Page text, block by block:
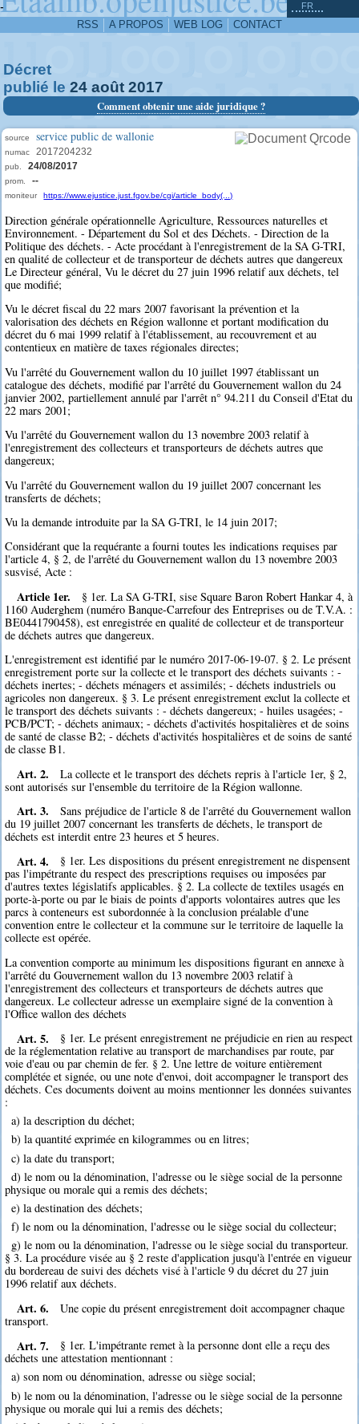
-
RSS A PROPOS WEB LOG CONTACT
FR
Décret
publié le 24 août 2017
Comment obtenir une aide juridique ?
source service public de wallonie
numac 2017204232
pub. 24/08/2017
prom. --
moniteur https://www.ejustice.just.fgov.be/cgi/article_body(...)
Direction générale opérationnelle Agriculture, Ressources naturelles et
Environnement. - Département du Sol et des Déchets. - Direction de la
Politique des déchets. - Acte procédant à l'enregistrement de la SA G-TRI,
en qualité de collecteur et de transporteur de déchets autres que dangereux
Le Directeur général, Vu le décret du 27 juin 1996 relatif aux déchets, tel
que modifié;
Vu le décret fiscal du 22 mars 2007 favorisant la prévention et la
valorisation des déchets en Région wallonne et portant modification du
décret du 6 mai 1999 relatif à l'établissement, au recouvrement et au
contentieux en matière de taxes régionales directes;
Vu l'arrêté du Gouvernement wallon du 10 juillet 1997 établissant un
catalogue des déchets, modifié par l'arrêté du Gouvernement wallon du 24
janvier 2002, partiellement annulé par l'arrêt n° 94.211 du Conseil d'Etat du
22 mars 2001;
Vu l'arrêté du Gouvernement wallon du 13 novembre 2003 relatif à
l'enregistrement des collecteurs et transporteurs de déchets autres que
dangereux;
Vu l'arrêté du Gouvernement wallon du 19 juillet 2007 concernant les
transferts de déchets;
Vu la demande introduite par la SA G-TRI, le 14 juin 2017;
Considérant que la requérante a fourni toutes les indications requises par
l'article 4, § 2, de l'arrêté du Gouvernement wallon du 13 novembre 2003
susvisé, Acte :
Article 1er.
§ 1er. La SA G-TRI, sise Square Baron Robert Hankar 4, à
1160 Auderghem (numéro Banque-Carrefour des Entreprises ou de T.V.A. :
BE0441790458), est enregistrée en qualité de collecteur et de transporteur
de déchets autres que dangereux.
L'enregistrement est identifié par le numéro 2017-06-19-07. § 2. Le présent
enregistrement porte sur la collecte et le transport des déchets suivants : -
déchets inertes; - déchets ménagers et assimilés; - déchets industriels ou
agricoles non dangereux. § 3. Le présent enregistrement exclut la collecte et
le transport des déchets suivants : - déchets dangereux; - huiles usagées; -
PCB/PCT; - déchets animaux; - déchets d'activités hospitalières et de soins
de santé de classe B2; - déchets d'activités hospitalières et de soins de santé
de classe B1.
Art. 2.
La collecte et le transport des déchets repris à l'article 1er, § 2,
sont autorisés sur l'ensemble du territoire de la Région wallonne.
Art. 3.
Sans préjudice de l'article 8 de l'arrêté du Gouvernement wallon
du 19 juillet 2007 concernant les transferts de déchets, le transport de
déchets est interdit entre 23 heures et 5 heures.
Art. 4.
§ 1er. Les dispositions du présent enregistrement ne dispensent
pas l'impétrante du respect des prescriptions requises ou imposées par
d'autres textes législatifs applicables. § 2. La collecte de textiles usagés en
porte-à-porte ou par le biais de points d'apports volontaires autres que les
parcs à conteneurs est subordonnée à la conclusion préalable d'une
convention entre le collecteur et la commune sur le territoire de laquelle la
collecte est opérée.
La convention comporte au minimum les dispositions figurant en annexe à
l'arrêté du Gouvernement wallon du 13 novembre 2003 relatif à
l'enregistrement des collecteurs et transporteurs de déchets autres que
dangereux. Le collecteur adresse un exemplaire signé de la convention à
l'Office wallon des déchets
Art. 5.
§ 1er. Le présent enregistrement ne préjudicie en rien au respect
de la réglementation relative au transport de marchandises par route, par
voie d'eau ou par chemin de fer. § 2. Une lettre de voiture entièrement
complétée et signée, ou une note d'envoi, doit accompagner le transport des
déchets. Ces documents doivent au moins mentionner les données suivantes
:
a) la description du déchet;
b) la quantité exprimée en kilogrammes ou en litres;
c) la date du transport;
d) le nom ou la dénomination, l'adresse ou le siège social de la personne
physique ou morale qui a remis des déchets;
e) la destination des déchets;
f) le nom ou la dénomination, l'adresse ou le siège social du collecteur;
g) le nom ou la dénomination, l'adresse ou le siège social du transporteur.
§ 3. La procédure visée au § 2 reste d'application jusqu'à l'entrée en vigueur
du bordereau de suivi des déchets visé à l'article 9 du décret du 27 juin
1996 relatif aux déchets.
Art. 6.
Une copie du présent enregistrement doit accompagner chaque
transport.
Art. 7.
§ 1er. L'impétrante remet à la personne dont elle a reçu des
déchets une attestation mentionnant :
a) son nom ou dénomination, adresse ou siège social;
b) le nom ou la dénomination, l'adresse ou le siège social de la personne
physique ou morale qui lui a remis des déchets;
^